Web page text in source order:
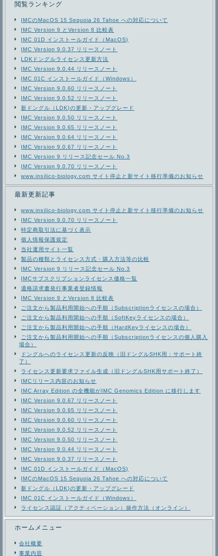
閲覧ランキング
IMCのMacOS 15 Sequoia 26 Tahoe への対応について
IMC Version 9 とVersion 8 比較表
IMC 01D インストールガイド（MacOS)
IMC Version 9.0.37 リリースノート
LDKドングルライセンス更新方法
IMC Version 9.0.44 リリースノート
IMC 01C インストールガイド（Windows）
IMC Version 9.0.60 リリースノート
IMC Version 9.0.52 リリースノート
新ドングル（LDK)の更新・アップグレード
IMC Version 9.0.50 リリースノート
IMC Version 9.0.65 リリースノート
IMC Version 9.0.64 リリースノート
IMC Version 9.0.67 リリースノート
IMC Version 9 リリース記念セール No.3
IMC Version 9.0.70 リリースノート
www.insilico-biology.com サイト停止と新サイト移行準備のお知らせ
最新更新記事
www.insilico-biology.com サイト停止と新サイト移行準備のお知らせ
IMC Version 9.0.70 リリースノート
特定商取引法に基づく表示
個人情報保護規定
当社運用サイト一覧
製品の種類とライセンス方式・購入方法等の比較
IMC Version 9 リリース記念セール No.3
IMCサブスクリプションライセンス価格一覧
適格請求書発行事業者登録情報
IMC Version 9 とVersion 8 比較表
ご注文から製品利用開始への手順（Subscriptionライセンスの場合）
ご注文から製品利用開始への手順（SoftKeyライセンスの場合）
ご注文から製品利用開始への手順（HardKeyライセンスの場合）
ご注文から製品利用開始への手順（Subscriptionライセンスの個人購入
場合）
ドングルへのライセンス更新の反映（旧ドングルSHK用：サポート終
了）
ライセンス更新要求ファイル生成（旧ドングルSHK用サポート終了）
IMCリリース内容のお知らせ
IMC Array Edition の全機能がIMC Genomics Edition に移行します
IMC Version 9.0.67 リリースノート
IMC Version 9.0.65 リリースノート
IMC Version 9.0.60 リリースノート
IMC Version 9.0.52 リリースノート
IMC Version 9.0.50 リリースノート
IMC Version 9.0.44 リリースノート
IMC Version 9.0.37 リリースノート
IMC 01D インストールガイド（MacOS)
IMCのMacOS 15 Sequoia 26 Tahoe への対応について
新ドングル（LDK)の更新・アップグレード
IMC 01C インストールガイド（Windows）
ライセンス認証（アクティベーション）操作方法（オンライン）
ホームメニュー
会社概要
事業内容